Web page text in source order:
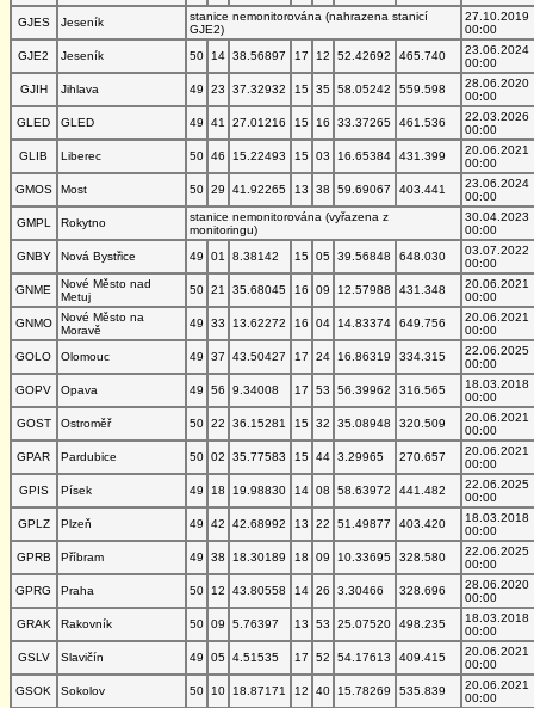
GJES
Jeseník
stanice nemonitorována (nahrazena stanicí
GJE2)
27.10.2019
00:00
GJE2
Jeseník 50 14 38.56897 17 12 52.42692 465.740
23.06.2024
00:00
GJIH
Jihlava 49 23 37.32932 15 35 58.05242 559.598
28.06.2020
00:00
GLED
GLED 49 41 27.01216 15 16 33.37265 461.536
22.03.2026
00:00
GLIB
Liberec 50 46 15.22493 15 03 16.65384 431.399
20.06.2021
00:00
GMOS
Most 50 29 41.92265 13 38 59.69067 403.441
23.06.2024
00:00
GMPL
Rokytno
stanice nemonitorována (vyřazena z
monitoringu)
30.04.2023
00:00
GNBY
Nová Bystřice 49 01 8.38142 15 05 39.56848 648.030
03.07.2022
00:00
GNME
Nové Město nad
Metuj
50 21 35.68045 16 09 12.57988 431.348
20.06.2021
00:00
GNMO
Nové Město na
Moravě
49 33 13.62272 16 04 14.83374 649.756
20.06.2021
00:00
GOLO
Olomouc 49 37 43.50427 17 24 16.86319 334.315
22.06.2025
00:00
GOPV
Opava 49 56 9.34008 17 53 56.39962 316.565
18.03.2018
00:00
GOST
Ostroměř 50 22 36.15281 15 32 35.08948 320.509
20.06.2021
00:00
GPAR
Pardubice 50 02 35.77583 15 44 3.29965 270.657
20.06.2021
00:00
GPIS
Písek 49 18 19.98830 14 08 58.63972 441.482
22.06.2025
00:00
GPLZ
Plzeň 49 42 42.68992 13 22 51.49877 403.420
18.03.2018
00:00
GPRB
Příbram 49 38 18.30189 18 09 10.33695 328.580
22.06.2025
00:00
GPRG
Praha 50 12 43.80558 14 26 3.30466 328.696
28.06.2020
00:00
GRAK
Rakovník 50 09 5.76397 13 53 25.07520 498.235
18.03.2018
00:00
GSLV
Slavičín 49 05 4.51535 17 52 54.17613 409.415
20.06.2021
00:00
GSOK
Sokolov 50 10 18.87171 12 40 15.78269 535.839
20.06.2021
00:00